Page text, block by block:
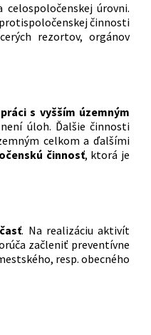
úrovni.
činnosti
rezortov, orgánov
s vyšším územným
úloh. Ďalšie činnosti
celkom a ďalšími
činnosť, ktorá je
. Na realizáciu aktivít
začleniť preventívne
resp. obecného